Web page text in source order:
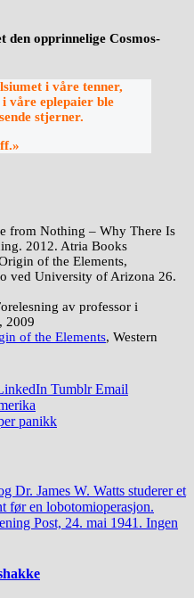
den opprinnelige Cosmos-
i våre tenner,
våre eplepaier ble
stjerner.
from Nothing – Why There Is
2012. Atria Books
of the Elements,
ved University of Arizona 26.
av professor i
2009
of the Elements, Western
Tumblr Email
panikk